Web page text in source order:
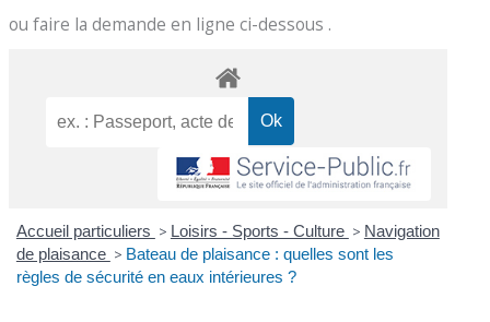
ou faire la demande en ligne ci-dessous .
Accueil particuliers > Loisirs - Sports - Culture > Navigation
de plaisance > Bateau de plaisance : quelles sont les
règles de sécurité en eaux intérieures ?